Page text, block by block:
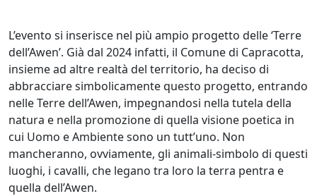
L’evento si inserisce nel più ampio progetto delle ‘Terre
dell’Awen’. Già dal 2024 infatti, il Comune di Capracotta,
insieme ad altre realtà del territorio, ha deciso di
abbracciare simbolicamente questo progetto, entrando
nelle Terre dell’Awen, impegnandosi nella tutela della
natura e nella promozione di quella visione poetica in
cui Uomo e Ambiente sono un tutt’uno. Non
mancheranno, ovviamente, gli animali-simbolo di questi
luoghi, i cavalli, che legano tra loro la terra pentra e
quella dell’Awen.